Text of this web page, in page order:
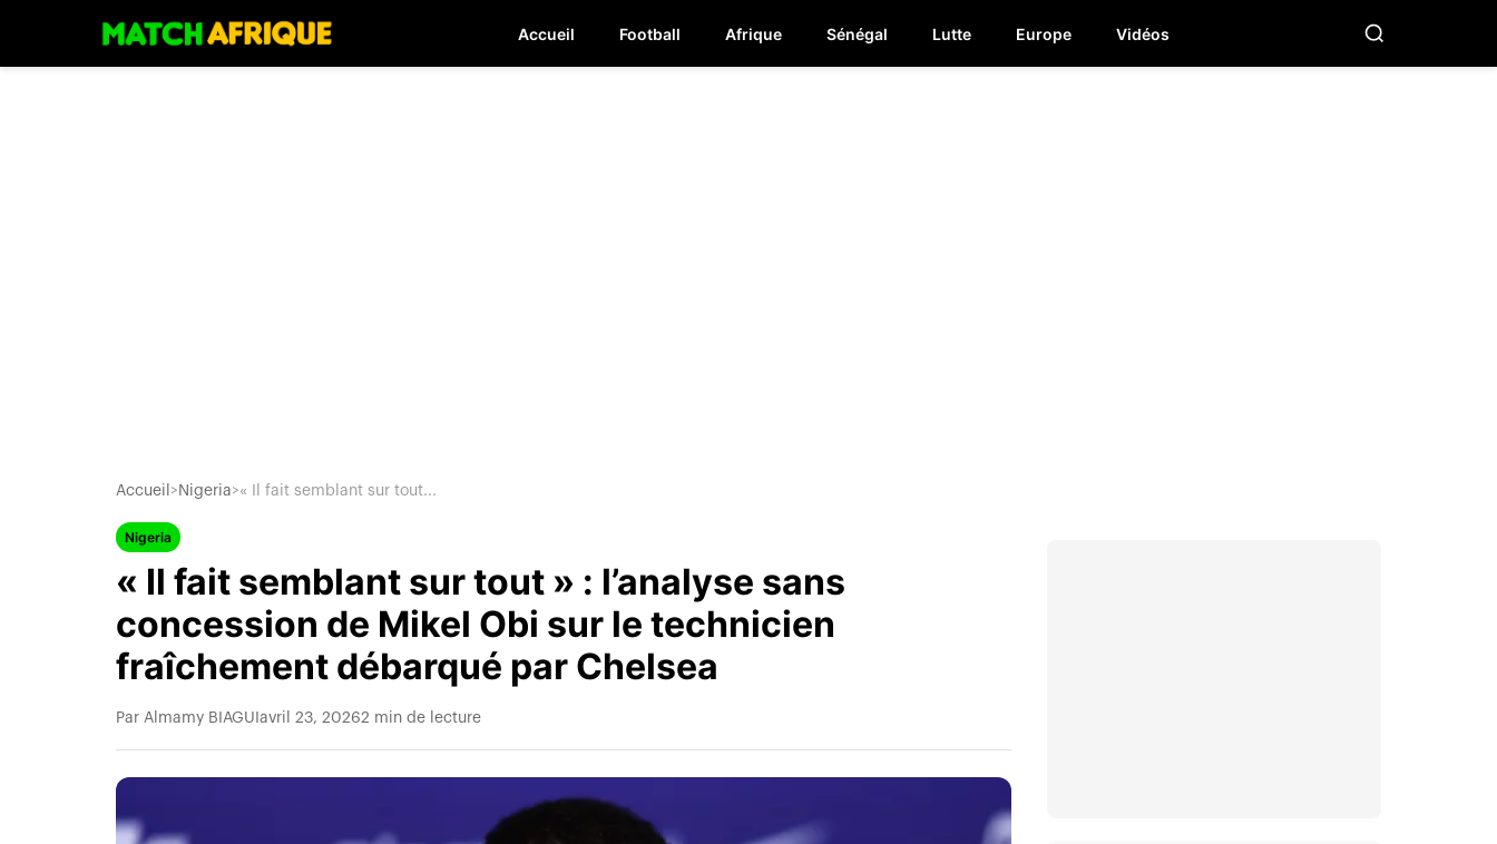
Accueil Football Afrique Sénégal Lutte Europe Vidéos
Accueil > Nigeria>« Il fait semblant sur tout...
Nigeria
« Il fait semblant sur tout » : l’analyse sans
concession de Mikel Obi sur le technicien
fraîchement débarqué par Chelsea
Par Almamy BIAGUI avril 23, 20262 min de lecture